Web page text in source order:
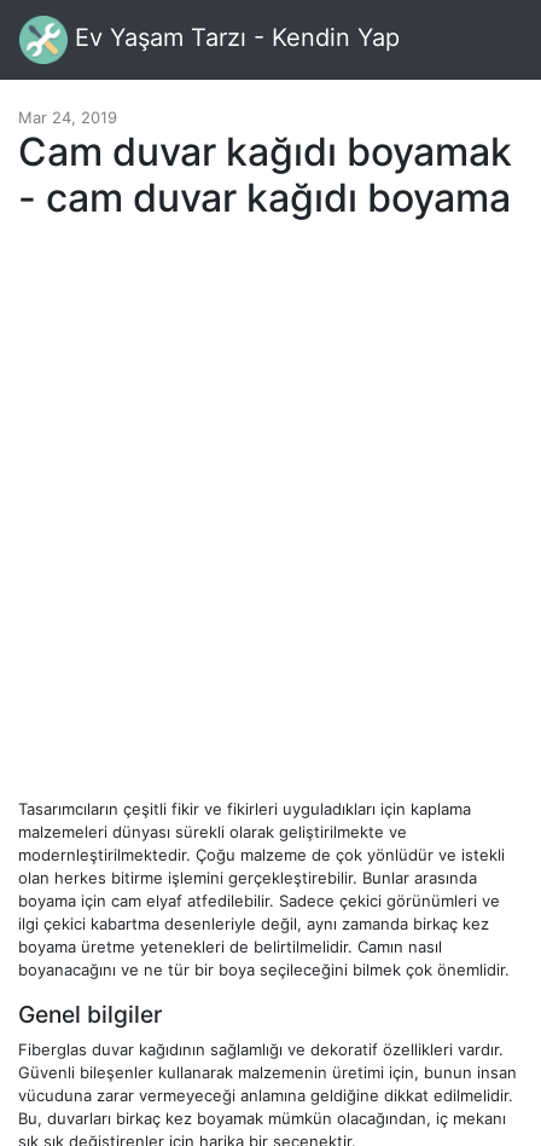
Ev Yaşam Tarzı - Kendin Yap
Mar 24, 2019
Cam duvar kağıdı boyamak
- cam duvar kağıdı boyama
Tasarımcıların çeşitli fikir ve fikirleri uyguladıkları için kaplama
malzemeleri dünyası sürekli olarak geliştirilmekte ve
modernleştirilmektedir. Çoğu malzeme de çok yönlüdür ve istekli
olan herkes bitirme işlemini gerçekleştirebilir. Bunlar arasında
boyama için cam elyaf atfedilebilir. Sadece çekici görünümleri ve
ilgi çekici kabartma desenleriyle değil, aynı zamanda birkaç kez
boyama üretme yetenekleri de belirtilmelidir. Camın nasıl
boyanacağını ve ne tür bir boya seçileceğini bilmek çok önemlidir.
Genel bilgiler
Fiberglas duvar kağıdının sağlamlığı ve dekoratif özellikleri vardır.
Güvenli bileşenler kullanarak malzemenin üretimi için, bunun insan
vücuduna zarar vermeyeceği anlamına geldiğine dikkat edilmelidir.
Bu, duvarları birkaç kez boyamak mümkün olacağından, iç mekanı
sık sık değiştirenler için harika bir seçenektir.